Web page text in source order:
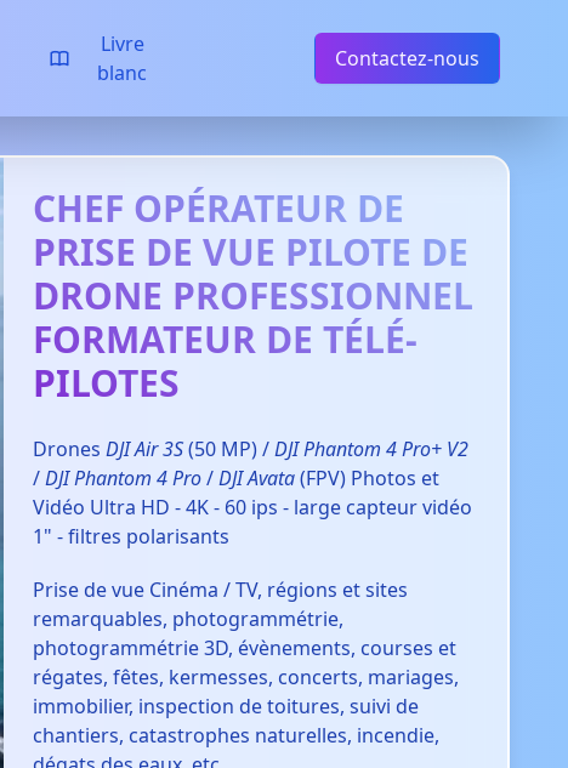
Livre
blanc
Contactez-nous
CHEF OPÉRATEUR DE
PRISE DE VUE PILOTE DE
DRONE PROFESSIONNEL
FORMATEUR DE TÉLÉ-
PILOTES
DronesDJI Air 3S(50 MP) /DJI Phantom 4 Pro+ V2
/DJI Phantom 4 Pro/DJI Avata(FPV) Photos et
Vidéo Ultra HD - 4K - 60 ips - large capteur vidéo
1" - filtres polarisants
Prise de vue Cinéma / TV, régions et sites
remarquables, photogrammétrie,
photogrammétrie 3D, évènements, courses et
régates, fêtes, kermesses, concerts, mariages,
immobilier, inspection de toitures, suivi de
chantiers, catastrophes naturelles, incendie,